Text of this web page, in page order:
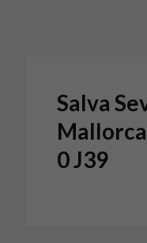
Salva
0 J39